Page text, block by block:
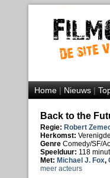
Home|Nieuws|
Back to the
Regie: Robert
Herkomst:
Genre Comedy/SF/
Speelduur: 118
Met: Michael J. Fox,
meer acteurs